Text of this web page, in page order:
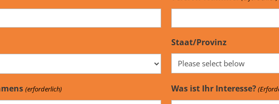
Staat/Provinz
(erforderlich) Was ist Ihr Interesse?